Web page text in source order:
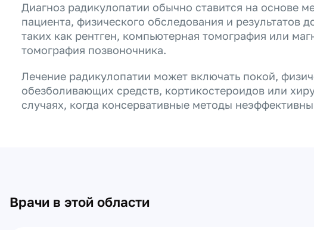
Диагноз радикулопатии обычно ставится на основе
пациента, физического обследования и результатов
таких как рентген, компьютерная томография или
томография позвоночника.
Лечение радикулопатии может включать покой,
обезболивающих средств, кортикостероидов или
случаях, когда консервативные методы
Врачи в этой области